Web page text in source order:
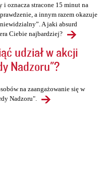
i oznacza stracone 15 minut na
a innym razem okazuje
A jaki absurd
Ciebie najbardziej?
udział w akcji
Nadzoru"?
na zaangażowanie się w
Nadzoru".